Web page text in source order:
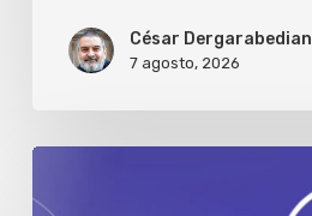
César Dergarabedian
7 agosto, 2026
abre